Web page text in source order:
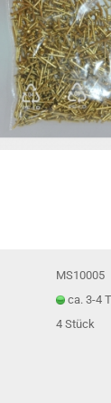
MS10005
ca. 3-4
4Stück